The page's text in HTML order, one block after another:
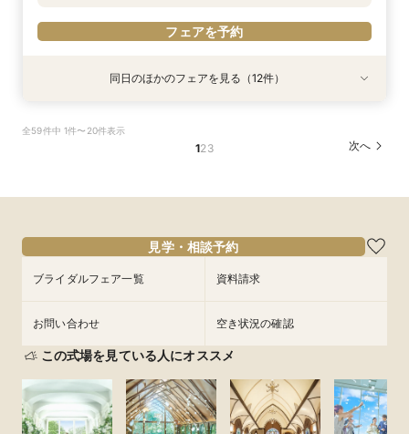
フェアを予約
衣装試着 特典あり
9/10
華試食付き
フェアを予約
衣装試着 特典あり
9/10
華試食付きも
フェアを予約
衣装試着 特典あり
9/10
豪華試食付き
フェアを予約
衣装試着 特典あり
9/10
数×試食付き
フェアを予約
衣装試着 特典あり
9/10
特典×試食付き
フェアを予約
衣装試着
9/10
×豪華試食
フェアを予約
衣装試着 特典あり
9/10
豪華試食
フェアを予約
衣装試着 特典あり
9/10
華試食
フェアを予約
衣装試着 特典あり
9/10
豪華試食付き
フェアを予約
衣装試着 特典あり
9/10
典×豪華試食
衣装試着 特典あり
9/10
大特典
フェアを予約
衣装試着 特典あり
9/10
10大特典フェア
フェアを予約
同日のほかのフェアを見る（12件）
全59件中 1件〜20件表示
123 次へ
見学・相談予約
ブライダルフェア一覧 資料請求
お問い合わせ 空き状況の確認
この式場を見ている人にオススメ